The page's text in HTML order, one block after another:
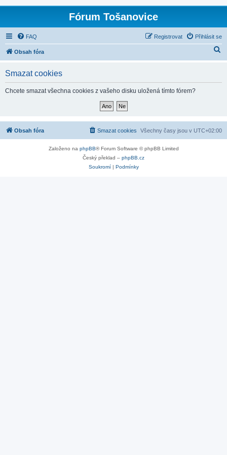
Fórum Tošanovice
FAQ Přihlásit se
Registrovat
Obsah fóra
Smazat cookies
Chcete smazat všechna cookies z vašeho disku uložená tímto fórem?
Obsah fóra Všechny časy jsou v UTC+02:00
Smazat cookies
Založeno na phpBB® Forum Software © phpBB Limited
Český překlad – phpBB.cz
Soukromí| Podmínky